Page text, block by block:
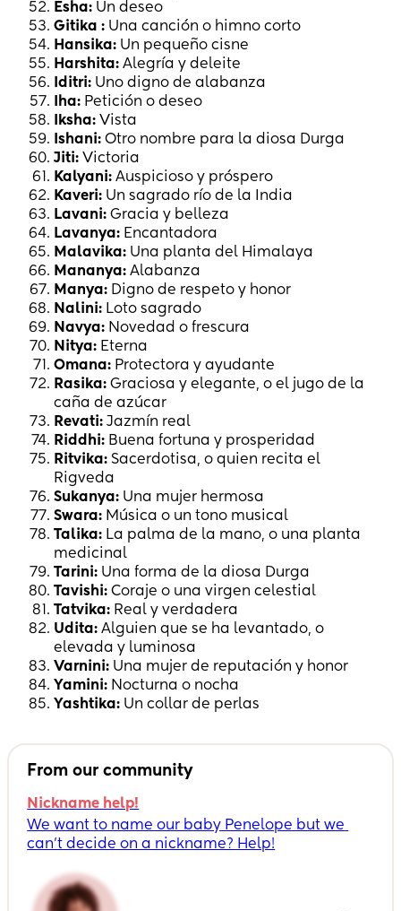
Esha: Un deseo
Gitika : Una canción o himno corto
Hansika: Un pequeño cisne
Harshita: Alegría y deleite
Iditri: Uno digno de alabanza
Iha: Petición o deseo
Iksha: Vista
Ishani: Otro nombre para la diosa Durga
Jiti: Victoria
Kalyani: Auspicioso y próspero
Kaveri: Un sagrado río de la India
Lavani: Gracia y belleza
Lavanya: Encantadora
Malavika: Una planta del Himalaya
Mananya: Alabanza
Manya: Digno de respeto y honor
Nalini: Loto sagrado
Navya: Novedad o frescura
Nitya: Eterna
Omana: Protectora y ayudante
Rasika: Graciosa y elegante, o el jugo de la
caña de azúcar
Revati: Jazmín real
Riddhi: Buena fortuna y prosperidad
Ritvika: Sacerdotisa, o quien recita el
Rigveda
Sukanya: Una mujer hermosa
Swara: Música o un tono musical
Talika: La palma de la mano, o una planta
medicinal
Tarini: Una forma de la diosa Durga
Tavishi: Coraje o una virgen celestial
Tatvika: Real y verdadera
Udita: Alguien que se ha levantado, o
elevada y luminosa
Varnini: Una mujer de reputación y honor
Yamini: Nocturna o nocha
Yashtika: Un collar de perlas
From our community
Nickname help!
We want to name our baby Penelope but we
can’t decide on a nickname? Help!